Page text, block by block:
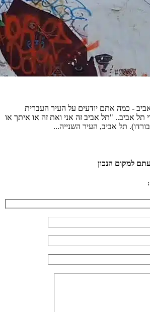
- כמה אתם יודעים על העיר העברית
תל אביב.. "תל אביב זה אני ואת זה או איתך או
תל אביב, העיר השנייה...
למקום הנכון